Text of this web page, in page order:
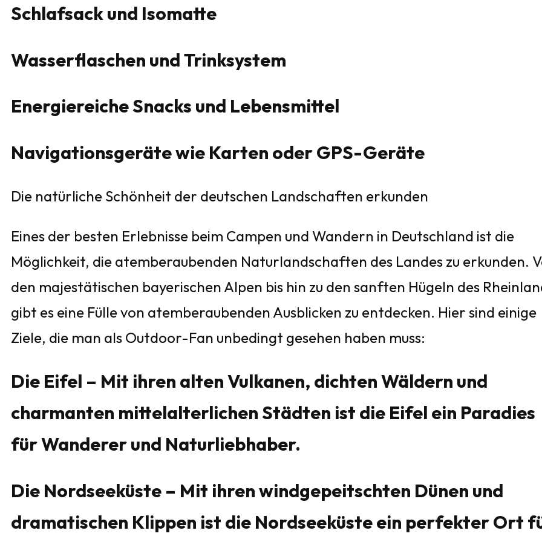
Schlafsack und Isomatte
Wasserflaschen und Trinksystem
Energiereiche Snacks und Lebensmittel
Navigationsgeräte wie Karten oder GPS-Geräte
Die natürliche Schönheit der deutschen Landschaften erkunden
Eines der besten Erlebnisse beim Campen und Wandern in Deutschland ist die
Möglichkeit, die atemberaubenden Naturlandschaften des Landes zu erkunden.
den majestätischen bayerischen Alpen bis hin zu den sanften Hügeln des
gibt es eine Fülle von atemberaubenden Ausblicken zu entdecken. Hier sind einige
Ziele, die man als Outdoor-Fan unbedingt gesehen haben muss:
Die Eifel – Mit ihren alten Vulkanen, dichten Wäldern und
charmanten mittelalterlichen Städten ist die Eifel ein Paradies
für Wanderer und Naturliebhaber.
Die Nordseeküste – Mit ihren windgepeitschten Dünen und
dramatischen Klippen ist die Nordseeküste ein perfekter Ort